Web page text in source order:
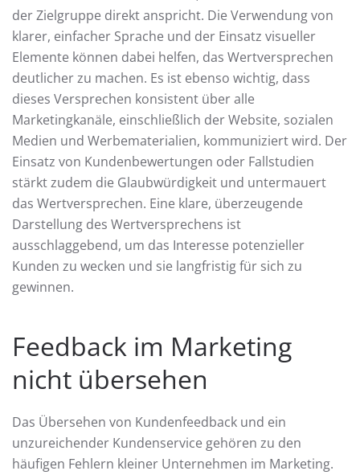
der Zielgruppe direkt anspricht. Die Verwendung von
klarer, einfacher Sprache und der Einsatz visueller
Elemente können dabei helfen, das Wertversprechen
deutlicher zu machen. Es ist ebenso wichtig, dass
dieses Versprechen konsistent über alle
Marketingkanäle, einschließlich der Website, sozialen
Medien und Werbematerialien, kommuniziert wird. Der
Einsatz von Kundenbewertungen oder Fallstudien
stärkt zudem die Glaubwürdigkeit und untermauert
das Wertversprechen. Eine klare, überzeugende
Darstellung des Wertversprechens ist
ausschlaggebend, um das Interesse potenzieller
Kunden zu wecken und sie langfristig für sich zu
gewinnen.
Feedback im Marketing
nicht übersehen
Das Übersehen von Kundenfeedback und ein
unzureichender Kundenservice gehören zu den
häufigen Fehlern kleiner Unternehmen im Marketing.